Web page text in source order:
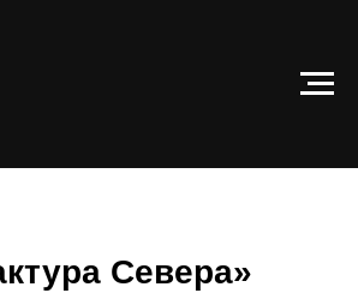
Севера»